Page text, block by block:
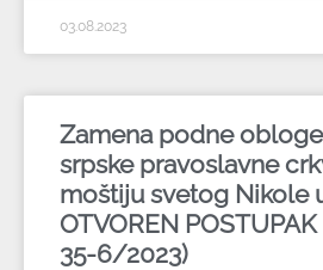
03.08.2023
Zamena podne
srpske pravoslavne
moštiju svetog Nikole
OTVOREN
35-6/2023)